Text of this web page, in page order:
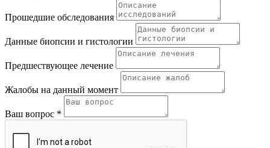
Прошедшие обследования
Данные биопсии и гистологии
Предшествующее лечение
Жалобы на данный момент
Ваш вопрос *